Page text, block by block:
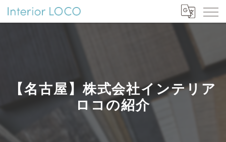
【名古屋】株式会社インテリア
ロコの紹介